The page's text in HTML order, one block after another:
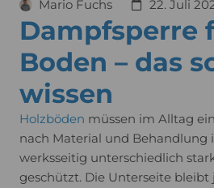
Dampfsperre
Boden – das
wissen
Mario Fuchs 22. Juli
Holzböden müssen im Alltag
nach Material und Behandlung
werksseitig unterschiedlich
geschützt. Die Unterseite